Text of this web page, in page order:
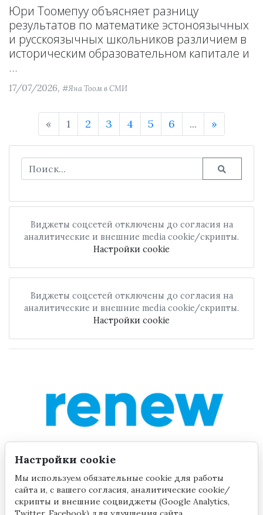
Юри Тоомепуу объясняет разницу
результатов по математике эстоноязычных
и русскоязычных школьников различием в
историческим образовательном капитале и
...
17/07/2026, #Яна Тоом в СМИ
« 1 2 3 4 5 6 ... »
Виджеты соцсетей отключены до согласия на
аналитические и внешние media cookie/скрипты.
Настройки cookie
Виджеты соцсетей отключены до согласия на
аналитические и внешние media cookie/скрипты.
Настройки cookie
Настройки cookie
Мы используем обязательные cookie для работы
сайта и, с вашего согласия, аналитические cookie/
скрипты и внешние соцвиджеты (Google Analytics,